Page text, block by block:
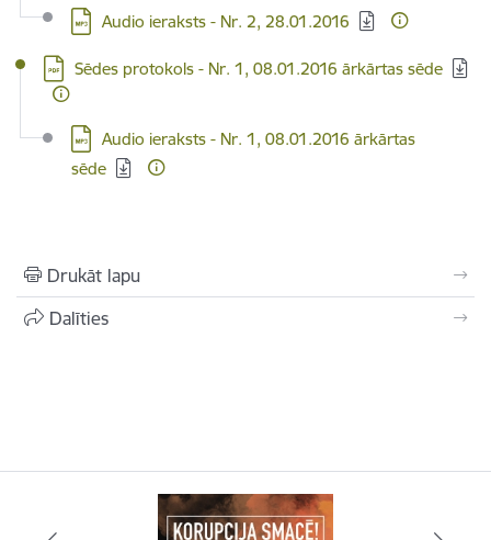
Lejupielādēt:
Audio ieraksts - Nr. 2, 28.01.2016
Lejupielādēt:
Sēdes protokols - Nr. 1, 08.01.2016 ārkārtas sēde
Lejupielādēt:
Audio ieraksts - Nr. 1, 08.01.2016 ārkārtas
sēde
Drukāt lapu
Dalīties